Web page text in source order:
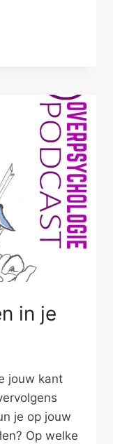
in je
jouw kant
je op jouw
Op welke